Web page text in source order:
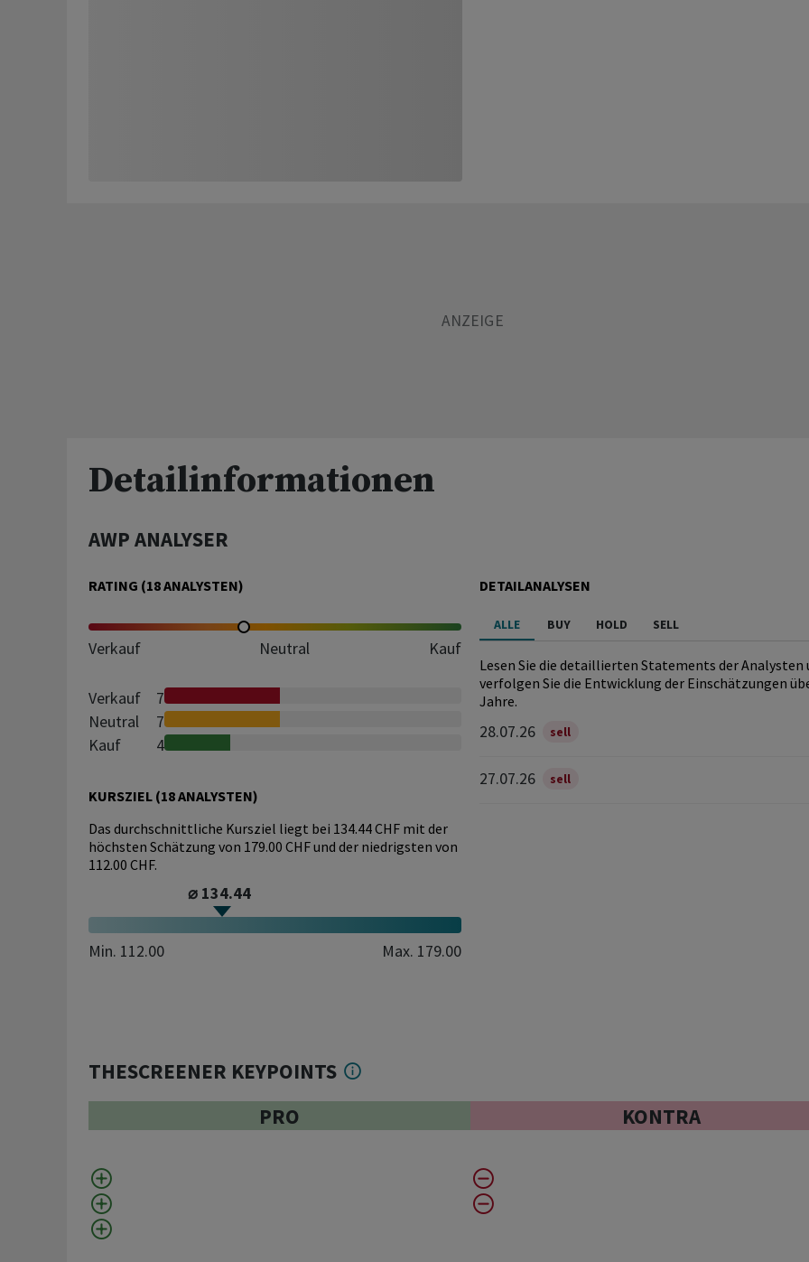
Detailinformationen
AWP ANALYSER
RATING (18ANALYSTEN)
Verkauf Neutral Kauf
Verkauf
7
Neutral
7
Kauf
4
KURSZIEL (18ANALYSTEN)
Das durchschnittliche Kursziel liegt bei 134.44 CHF mit der
höchsten Schätzung von 179.00 CHF und der niedrigsten von
112.00 CHF.
⌀ 134.44
Min. 112.00 Max. 179.00
DETAILANALYSEN
ALLE BUY HOLD SELL
Lesen Sie die detaillierten Statements der Analysten
verfolgen Sie die Entwicklung der Einschätzungen
Jahre.
28.07.26 sell
27.07.26 sell
THESCREENER KEYPOINTS
PRO
KONTRA